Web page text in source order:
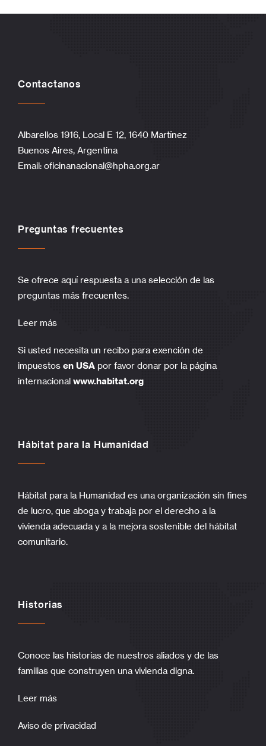
Contactanos
Albarellos 1916, Local E 12, 1640 Martínez
Buenos Aires, Argentina
Email: oficinanacional@hpha.org.ar
Preguntas frecuentes
Se ofrece aquí respuesta a una selección de las
preguntas más frecuentes.
Leer más
Si usted necesita un recibo para exención de
impuestos en USA por favor donar por la página
internacional www.habitat.org
Hábitat para la Humanidad
Hábitat para la Humanidad es una organización sin fines
de lucro, que aboga y trabaja por el derecho a la
vivienda adecuada y a la mejora sostenible del hábitat
comunitario.
Historias
Conoce las historias de nuestros aliados y de las
familias que construyen una vivienda digna.
Leer más
Aviso de privacidad